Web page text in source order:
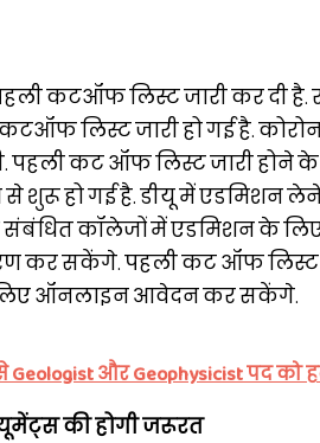
कटऑफ लिस्ट जारी कर दी है.
लिस्ट जारी हो गई है.
पहली कट ऑफ लिस्ट जारी होने के
शुरू हो गई है. डीयू में एडमिशन
संबंधित कॉलेजों में एडमिशन के
कर सकेंगे. पहली कट ऑफ लिस्ट
के लिए ऑनलाइन आवेदन कर सकेंगे.
से Geologist और Geophysicist पद
की होगी जरूरत